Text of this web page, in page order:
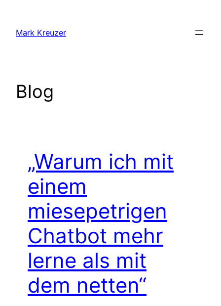
springen
Mark Kreuzer
Blog
„Warum ich mit
einem
miesepetrigen
Chatbot mehr
lerne als mit
dem netten“